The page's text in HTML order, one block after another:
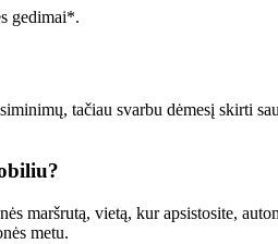
gedimai*.
tačiau svarbu dėmesį skirti
maršrutą, vietą, kur apsistosite,
metu.